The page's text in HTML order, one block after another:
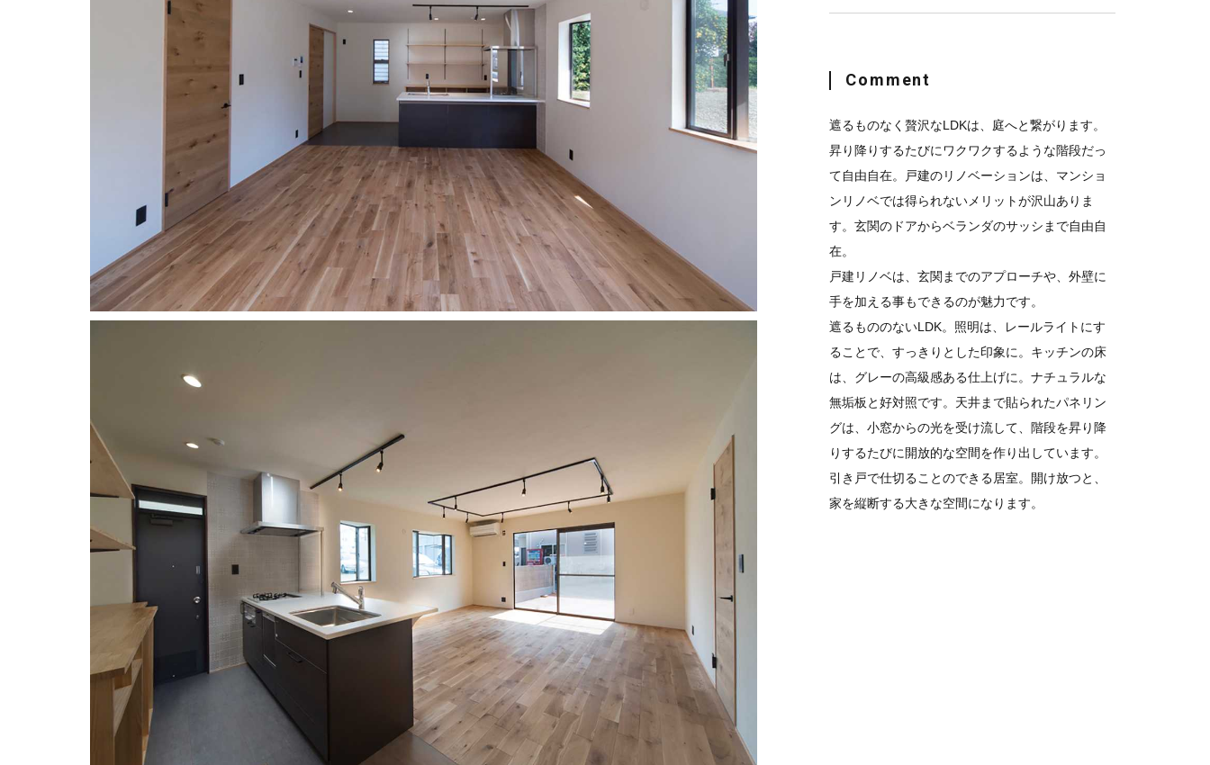
Comment
遮るものなく贅沢なLDKは、庭へと繋がります。
昇り降りするたびにワクワクするような階段だっ
て自由自在。戸建のリノベーションは、マンショ
ンリノベでは得られないメリットが沢山ありま
す。玄関のドアからベランダのサッシまで自由自
在。
戸建リノベは、玄関までのアプローチや、外壁に
手を加える事もできるのが魅力です。
遮るもののないLDK。照明は、レールライトにす
ることで、すっきりとした印象に。キッチンの床
は、グレーの高級感ある仕上げに。ナチュラルな
無垢板と好対照です。天井まで貼られたパネリン
グは、小窓からの光を受け流して、階段を昇り降
りするたびに開放的な空間を作り出しています。
引き戸で仕切ることのできる居室。開け放つと、
家を縦断する大きな空間になります。